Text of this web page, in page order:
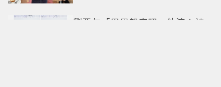
劉亞仁「男男親密照」外流！神